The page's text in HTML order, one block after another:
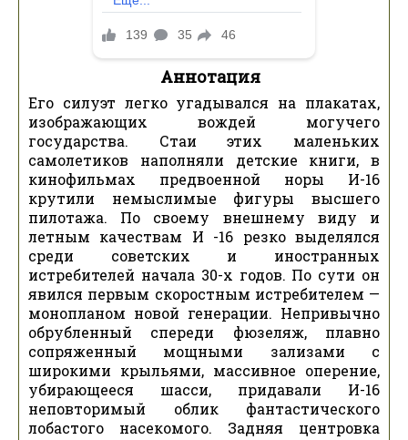
Аннотация
Его силуэт легко угадывался на плакатах,
изображающих вождей могучего
государства. Стаи этих маленьких
самолетиков наполняли детские книги, в
кинофильмах предвоенной норы И-16
крутили немыслимые фигуры высшего
пилотажа. По своему внешнему виду и
летным качествам И -16 резко выделялся
среди советских и иностранных
истребителей начала 30-х годов. По сути он
явился первым скоростным истребителем —
монопланом новой генерации. Непривычно
обрубленный спереди фюзеляж, плавно
сопряженный мощными зализами с
широкими крыльями, массивное оперение,
убирающееся шасси, придавали И-16
неповторимый облик фантастического
лобастого насекомого. Задняя центровка